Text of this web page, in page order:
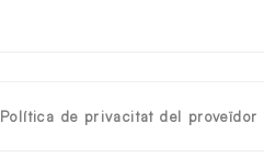
Política de privacitat del proveïdor